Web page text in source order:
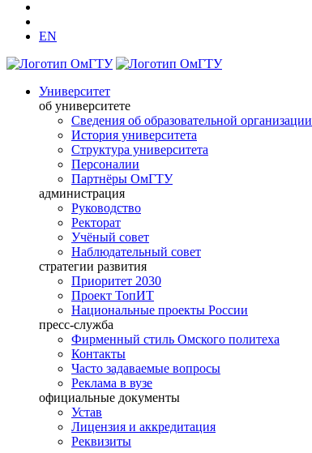
EN
Университет
об университете
Сведения об образовательной организации
История университета
Структура университета
Персоналии
Партнёры ОмГТУ
администрация
Руководство
Ректорат
Учёный совет
Наблюдательный совет
стратегии развития
Приоритет 2030
Проект ТопИТ
Национальные проекты России
пресс-служба
Фирменный стиль Омского политеха
Контакты
Часто задаваемые вопросы
Реклама в вузе
официальные документы
Устав
Лицензия и аккредитация
Реквизиты